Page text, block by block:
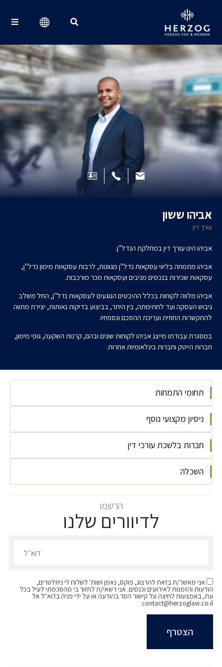
אביהו ששון
עורך דין
אביהו הינו עורך דין במחלקת הנדל"ן.
אביהו מתמחה בליווי עסקאות נדל"ן מגוונות, לרבות עסקאות מימון נדל"ן,
עסקאות שכירות בנכסים מניבים ועסקאות מכר מורכבות.
אביהו מלווה לקוחות בכלל ההיבטים הנוגעים לעסקאות נדל"ן, החל משלב
גיבוש העסקה ועד לחתימתה, בין היתר, בביצוע בדיקות נאותות, יצירת מתווה
להתקשרות החוזית ועריכת ההסכם ונספחיו.
במסגרת עבודתו מייצג אביהו לקוחות שונים ובהם, קרנות השקעה, גופי מימון,
חברות הייטק וחברות בינלאומיות אחרות.
תחומי התמחות
נדל"ן
ניסיון מקצועי נוסף
משנה בכתב העת "הפרקליט"
2023 - קורס גישור בסיסי, קבוצת "גושרים".
חברות בלשכת עורכי דין
חבר בלשכת עורכי הדין משנת 2025השכלה
1999 - תואר ראשון - B.A, לוגיסטיקה, כלכלה
ולימודים בין תחומיים, אוניברסיטת בר אילן
2010 - תואר שני - M.B.A - מנהל עסקים,
2023 - תואר ראשון - LL.B - משפטים, המסלול
הרשמו
לדיוורים שלנו
אני מאשר/ת בזאת להרצוג, פוקס, נאמן ושות' לשלוח לי ניוזלטרים,
הודעות והזמנות לאירועים וכנסים. אני רשאי/ת לחזור בי מהסכמתי לעיל בכל
עת, באמצעות לחיצה על קישור הסר בהודעה או על ידי פניה בדוא״ל אל
contact@herzoglaw.co.il